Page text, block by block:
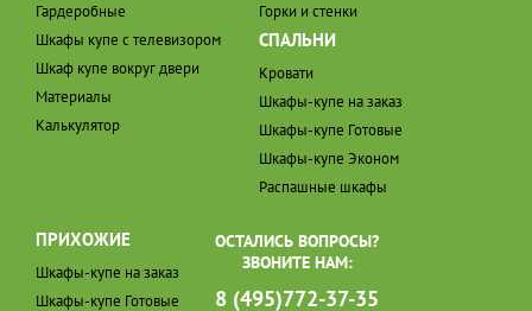
Гардеробные
Шкафы купе с телевизором
Шкаф купе вокруг двери
Материалы
Калькулятор
Горки и стенки
СПАЛЬНИ
Кровати
Шкафы-купе на заказ
Шкафы-купе Готовые
Шкафы-купе Эконом
Распашные шкафы
ПРИХОЖИЕ
Шкафы-купе на заказ
Шкафы-купе Готовые
ОСТАЛИСЬ ВОПРОСЫ?
ЗВОНИТЕ НАМ:
8 (495)772-37-35